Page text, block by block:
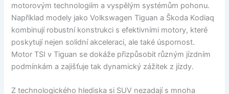
motorovým technologiím a vyspělým systémům pohonu.
Například modely jako Volkswagen Tiguan a Škoda Kodiaq
kombinují robustní konstrukci s efektivními motory, které
poskytují nejen solidní akceleraci, ale také úspornost.
Motor TSI v Tiguan se dokáže přizpůsobit různým jízdním
podmínkám a zajišťuje tak dynamický zážitek z jízdy.
Z technologického hlediska si SUV nezadají s mnoha